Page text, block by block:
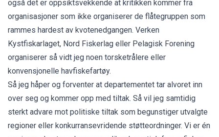
også det er oppsiktsvekkende at kritikken kommer fra
organisasjoner som ikke organiserer de flåtegruppen som
rammes hardest av kvotenedgangen. Verken
Kystfiskarlaget, Nord Fiskerlag eller Pelagisk Forening
organiserer så vidt jeg noen torsketrålere eller
konvensjonelle havfiskefartøy.
Så jeg håper og forventer at departementet tar alvoret inn
over seg og kommer opp med tiltak. Så vil jeg samtidig
sterkt advare mot politiske tiltak som begunstiger utvalgte
regioner eller konkurransevridende støtteordninger. Vi er én